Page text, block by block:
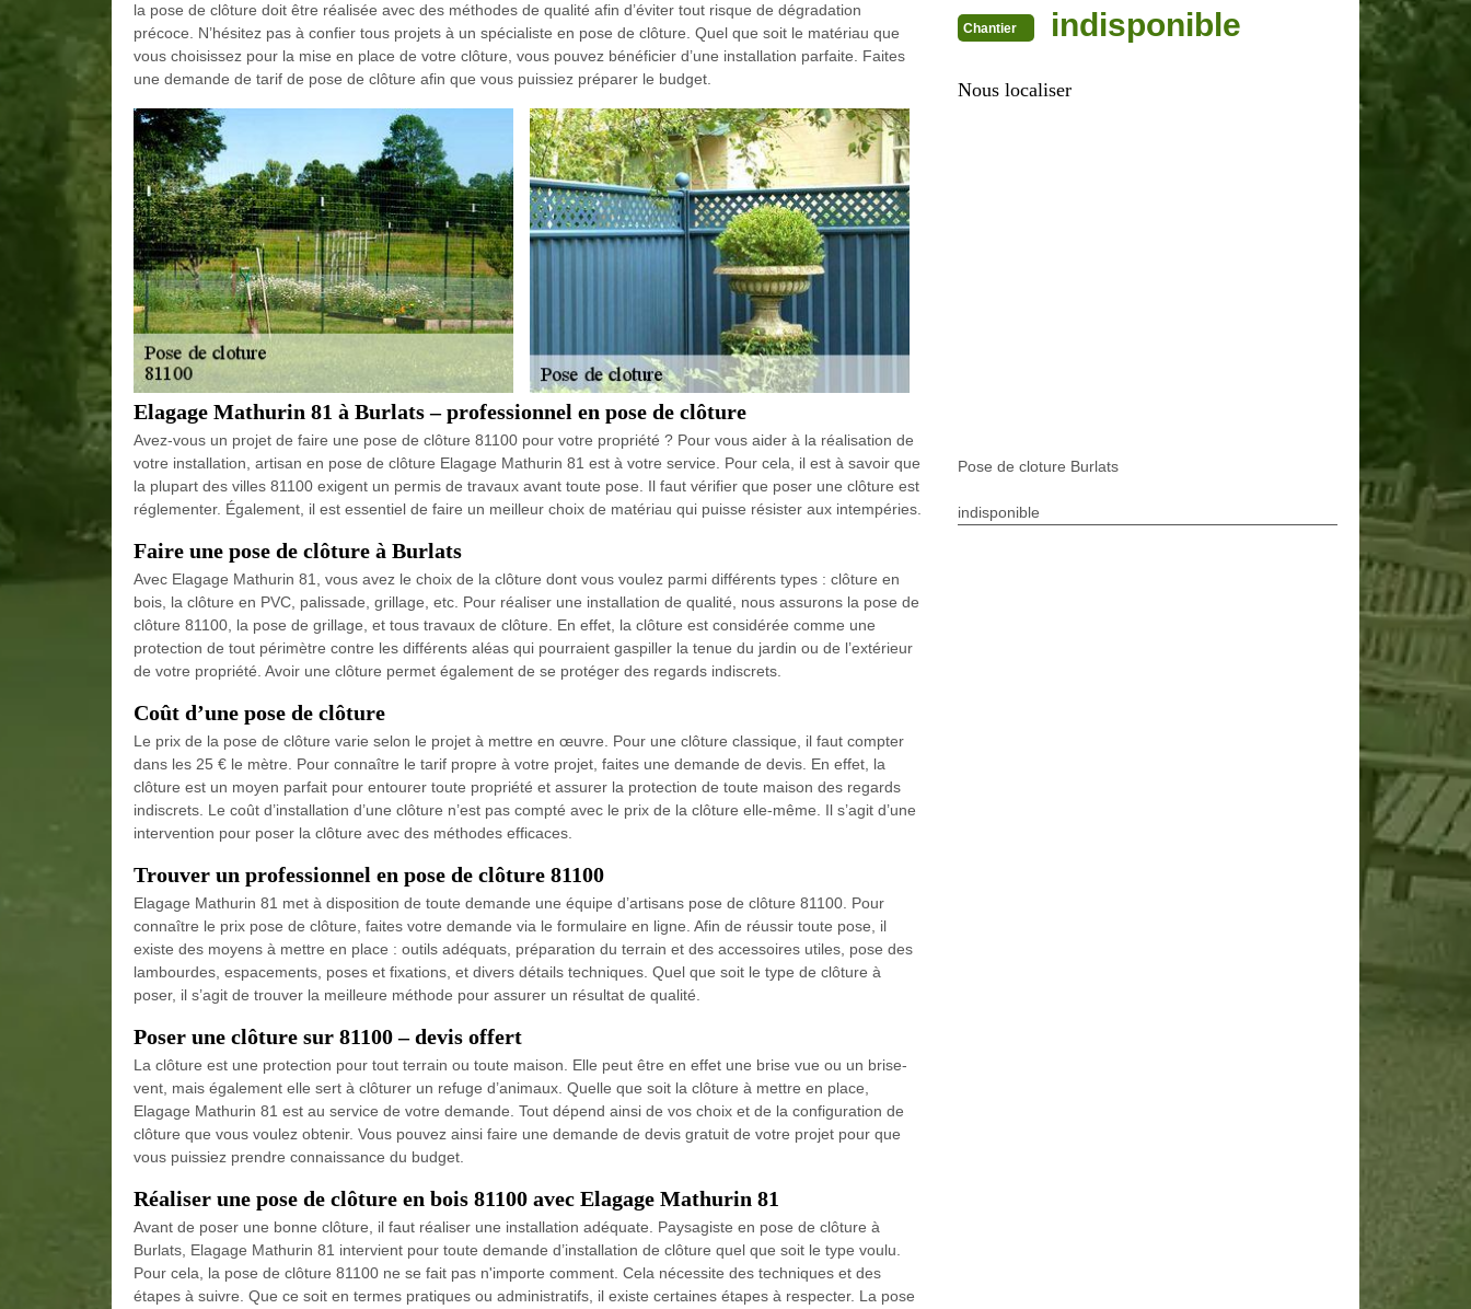
la pose de clôture doit être réalisée avec des méthodes de qualité afin d’éviter tout risque de dégradation
précoce. N’hésitez pas à confier tous projets à un spécialiste en pose de clôture. Quel que soit le matériau que
vous choisissez pour la mise en place de votre clôture, vous pouvez bénéficier d’une installation parfaite. Faites
une demande de tarif de pose de clôture afin que vous puissiez préparer le budget.
Elagage Mathurin 81 à Burlats – professionnel en pose de clôture
Avez-vous un projet de faire une pose de clôture 81100 pour votre propriété ? Pour vous aider à la réalisation de
votre installation, artisan en pose de clôture Elagage Mathurin 81 est à votre service. Pour cela, il est à savoir que
la plupart des villes 81100 exigent un permis de travaux avant toute pose. Il faut vérifier que poser une clôture est
réglementer. Également, il est essentiel de faire un meilleur choix de matériau qui puisse résister aux intempéries.
Faire une pose de clôture à Burlats
Avec Elagage Mathurin 81, vous avez le choix de la clôture dont vous voulez parmi différents types : clôture en
bois, la clôture en PVC, palissade, grillage, etc. Pour réaliser une installation de qualité, nous assurons la pose de
clôture 81100, la pose de grillage, et tous travaux de clôture. En effet, la clôture est considérée comme une
protection de tout périmètre contre les différents aléas qui pourraient gaspiller la tenue du jardin ou de l’extérieur
de votre propriété. Avoir une clôture permet également de se protéger des regards indiscrets.
Coût d’une pose de clôture
Le prix de la pose de clôture varie selon le projet à mettre en œuvre. Pour une clôture classique, il faut compter
dans les 25 € le mètre. Pour connaître le tarif propre à votre projet, faites une demande de devis. En effet, la
clôture est un moyen parfait pour entourer toute propriété et assurer la protection de toute maison des regards
indiscrets. Le coût d’installation d’une clôture n’est pas compté avec le prix de la clôture elle-même. Il s’agit d’une
intervention pour poser la clôture avec des méthodes efficaces.
Trouver un professionnel en pose de clôture 81100
Elagage Mathurin 81 met à disposition de toute demande une équipe d’artisans pose de clôture 81100. Pour
connaître le prix pose de clôture, faites votre demande via le formulaire en ligne. Afin de réussir toute pose, il
existe des moyens à mettre en place : outils adéquats, préparation du terrain et des accessoires utiles, pose des
lambourdes, espacements, poses et fixations, et divers détails techniques. Quel que soit le type de clôture à
poser, il s’agit de trouver la meilleure méthode pour assurer un résultat de qualité.
Poser une clôture sur 81100 – devis offert
La clôture est une protection pour tout terrain ou toute maison. Elle peut être en effet une brise vue ou un brise-
vent, mais également elle sert à clôturer un refuge d’animaux. Quelle que soit la clôture à mettre en place,
Elagage Mathurin 81 est au service de votre demande. Tout dépend ainsi de vos choix et de la configuration de
clôture que vous voulez obtenir. Vous pouvez ainsi faire une demande de devis gratuit de votre projet pour que
vous puissiez prendre connaissance du budget.
Réaliser une pose de clôture en bois 81100 avec Elagage Mathurin 81
Avant de poser une bonne clôture, il faut réaliser une installation adéquate. Paysagiste en pose de clôture à
Burlats, Elagage Mathurin 81 intervient pour toute demande d’installation de clôture quel que soit le type voulu.
Pour cela, la pose de clôture 81100 ne se fait pas n'importe comment. Cela nécessite des techniques et des
étapes à suivre. Que ce soit en termes pratiques ou administratifs, il existe certaines étapes à respecter. La pose
Chantier indisponible
Nous localiser
Pose de cloture Burlats
indisponible